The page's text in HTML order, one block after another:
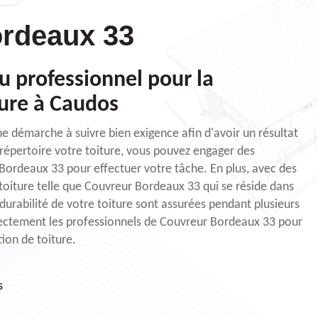
33
professionnel pour la
à Caudos
démarche à suivre bien exigence afin d'avoir un résultat
votre toiture, vous pouvez engager des
33 pour effectuer votre tâche. En plus, avec des
telle que Couvreur Bordeaux 33 qui se réside dans
de votre toiture sont assurées pendant plusieurs
les professionnels de Couvreur Bordeaux 33 pour
de toiture.